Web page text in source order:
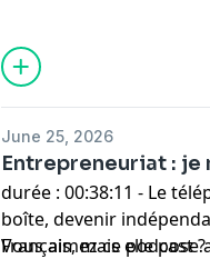
saturation. Les
June 25, 2026
Entrepreneuriat : je
durée : 00:38:11 - Le
boîte, devenir
Français, mais elle
Vous aimez ce podcast